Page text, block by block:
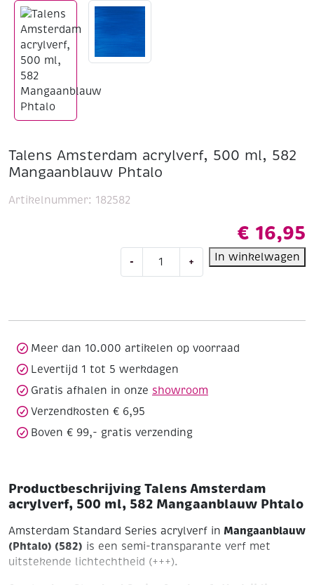
Talens Amsterdam acrylverf, 500 ml, 582
Mangaanblauw Phtalo
€ 16,95
-
Amsterdam
Mangaanblauw
+ In winkelwagen
Artikelnummer: 182582
Meer dan 10.000 artikelen op voorraad
Levertijd 1 tot 5 werkdagen
Gratis afhalen in onze showroom
Verzendkosten € 6,95
Boven € 99,- gratis verzending
Productbeschrijving Talens Amsterdam
acrylverf, 500 ml, 582 Mangaanblauw Phtalo
Amsterdam Standard Series acrylverf in Mangaanblauw
(Phtalo) (582) is een semi-transparante verf met
uitstekende lichtechtheid (+++).